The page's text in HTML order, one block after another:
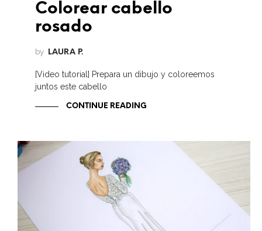
Colorear cabello
rosado
by LAURA P.
[Video tutorial] Prepara un dibujo y coloreemos
juntos este cabello
CONTINUE READING